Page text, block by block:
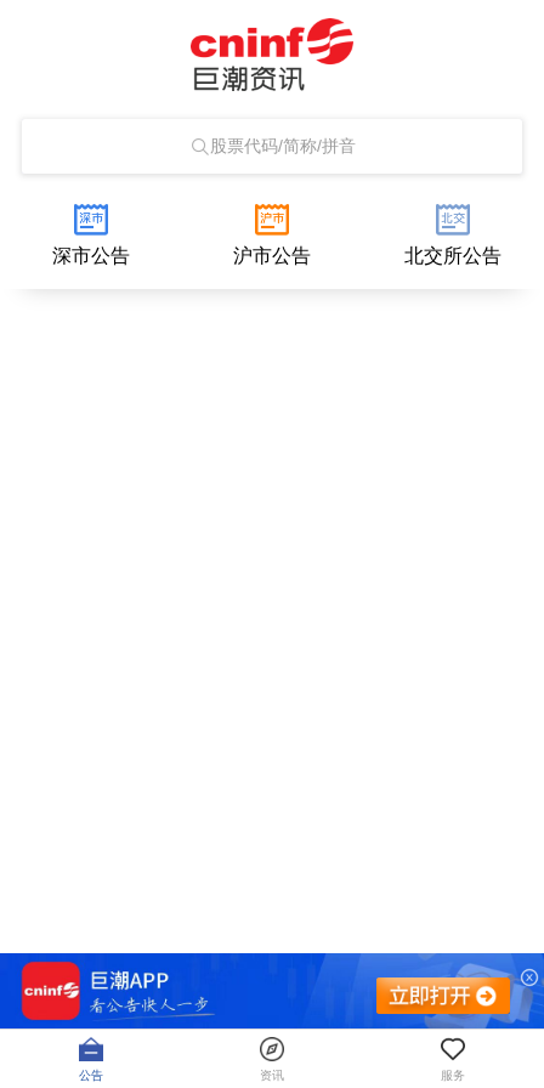
股票代码/简称/拼音
深市公告 沪市公告 北交所公告
公告 资讯 服务